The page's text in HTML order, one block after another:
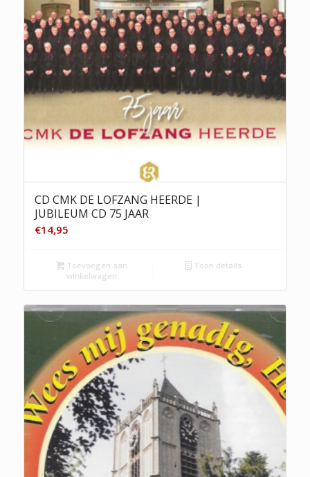
CD CMK DE LOFZANG HEERDE |
JUBILEUM CD 75 JAAR
€14,95
Toevoegen aan
winkelwagen
Toon details